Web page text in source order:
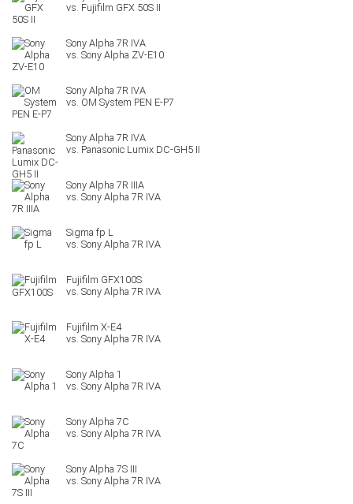
Fujifilm GFX 50S II
Sony Alpha ZV-E10
OM System PEN E-P7
Panasonic Lumix DC-GH5 II
Sony Alpha 7R IIIA
Sigma fp L
Fujifilm GFX100S
Fujifilm X-E4
Sony Alpha 1
Sony Alpha 7C
Sony Alpha 7S III